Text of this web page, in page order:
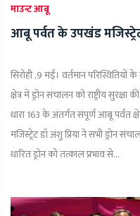
माउन्ट आबू
आबू पर्वत के उपखंड
सिरोही ,9 मई। वर्तमान
क्षेत्र में ड्रोन संचालन को राष्ट्रीय
धारा 163 के अंतर्गत संपूर्ण आबू पर्वत
मजिस्ट्रेट डॉ अंशु प्रिया ने सभी ड्रोन
धारित ड्रोन को तत्काल प्रभाव से...